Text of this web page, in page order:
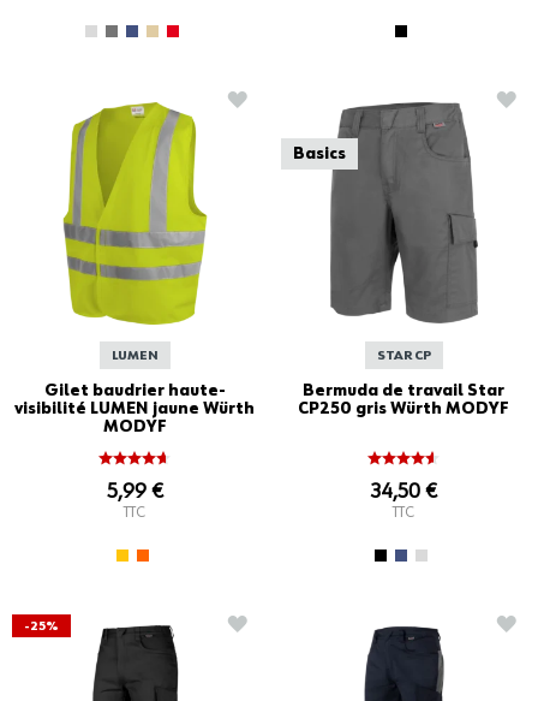
LUMEN
Gilet baudrier haute-
visibilité LUMEN jaune Würth
MODYF
5,99 €
TTC
AJOUTER À LA LISTE D'ACHATS
Basics
STAR CP
Bermuda de travail Star
CP250 gris Würth MODYF
34,50 €
TTC
-25% AJOUTER À LA LISTE D'ACHATS